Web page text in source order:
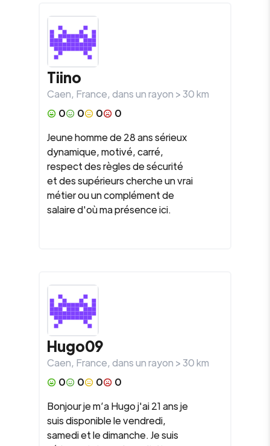
Tiino
Caen, France, dans un rayon >30km
0
0 0
0
Jeune homme de 28 ans sérieux
dynamique, motivé, carré,
respect des règles de sécurité
et des supérieurs cherche un vrai
métier ou un complément de
salaire d'où ma présence ici.
Hugo09
Caen, France, dans un rayon >30km
0
0 0
0
Bonjour je m’a Hugo j'ai 21 ans je
suis disponible le vendredi,
samedi et le dimanche. Je suis